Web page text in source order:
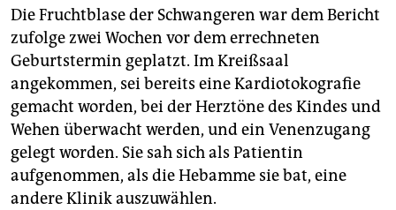
Die Fruchtblase der Schwangeren war dem Bericht
zufolge zwei Wochen vor dem errechneten
Geburtstermin geplatzt. Im Kreißsaal
angekommen, sei bereits eine Kardiotokografie
gemacht worden, bei der Herztöne des Kindes und
Wehen überwacht werden, und ein Venenzugang
gelegt worden. Sie sah sich als Patientin
aufgenommen, als die Hebamme sie bat, eine
andere Klinik auszuwählen.